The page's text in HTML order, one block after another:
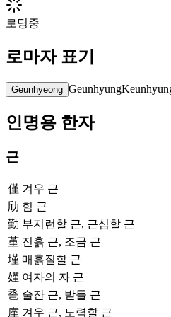
로딩중
로마자 표기
Geunhyeong Geunhyung
인명용 한자
근
僅 겨우 근
劤 힘 근
勤 부지런할 근, 근심할 근
堇 진흙 근, 조금 근
墐 매흙질할 근
嫤 여자의 자 근
巹 술잔 근, 받들 근
廑 겨우 근, 노력할 근